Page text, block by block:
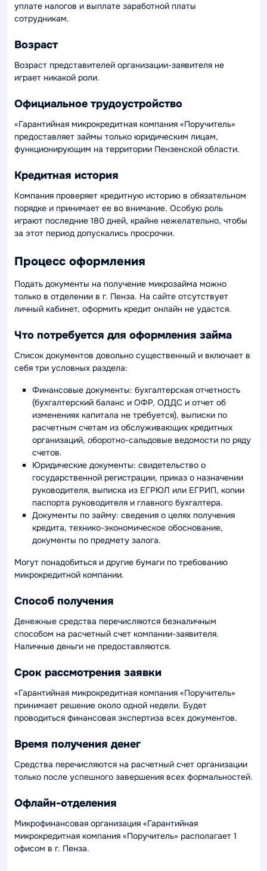
уплате налогов и выплате заработной платы
сотрудникам.
Возраст
Возраст представителей организации-заявителя не
играет никакой роли.
Официальное трудоустройство
«Гарантийная микрокредитная компания «Поручитель»
предоставляет займы только юридическим лицам,
функционирующим на территории Пензенской области.
Кредитная история
Компания проверяет кредитную историю в обязательном
порядке и принимает ее во внимание. Особую роль
играют последние 180 дней, крайне нежелательно, чтобы
за этот период допускались просрочки.
Процесс оформления
Подать документы на получение микрозайма можно
только в отделении в г. Пенза. На сайте отсутствует
личный кабинет, оформить кредит онлайн не удастся.
Что потребуется для оформления займа
Список документов довольно существенный и включает в
себя три условных раздела:
Финансовые документы: бухгалтерская отчетность
(бухгалтерский баланс и ОФР, ОДДС и отчет об
изменениях капитала не требуется), выписки по
расчетным счетам из обслуживающих кредитных
организаций, оборотно-сальдовые ведомости по ряду
счетов.
Юридические документы: свидетельство о
государственной регистрации, приказ о назначении
руководителя, выписка из ЕГРЮЛ или ЕГРИП, копии
паспорта руководителя и главного бухгалтера.
Документы по займу: сведения о целях получения
кредита, технико-экономическое обоснование,
документы по предмету залога.
Могут понадобиться и другие бумаги по требованию
микрокредитной компании.
Способ получения
Денежные средства перечисляются безналичным
способом на расчетный счет компании-заявителя.
Наличные деньги не предоставляются.
Срок рассмотрения заявки
«Гарантийная микрокредитная компания «Поручитель»
принимает решение около одной недели. Будет
проводиться финансовая экспертиза всех документов.
Время получения денег
Средства перечисляются на расчетный счет организации
только после успешного завершения всех формальностей.
Офлайн-отделения
Микрофинансовая организация «Гарантийная
микрокредитная компания «Поручитель» располагает 1
офисом в г. Пенза.